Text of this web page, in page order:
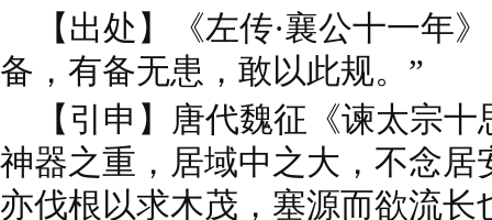
【出处】《左传·襄公十一年
备，有备无患，敢以此规。”
【引申】唐代魏征《谏太宗十
神器之重，居域中之大，不念居
亦伐根以求木茂，塞源而欲流长